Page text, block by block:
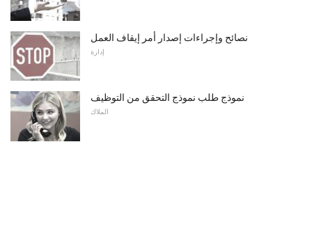
نصائح وإجراءات إصدار أمر إيقاف العمل
إدارة
نموذج طلب نموذج التحقق من التوظيف
الملاك